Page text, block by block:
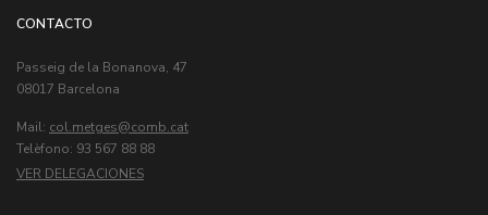
CONTACTO
Passeig de la Bonanova, 47
08017 Barcelona
Mail: col.metges
Telèfono: 93 567 88 88
VER DELEGACIONES